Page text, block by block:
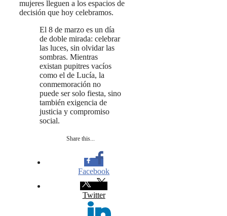
mujeres lleguen a los espacios de
decisión que hoy celebramos.
El 8 de marzo es un día
de doble mirada: celebrar
las luces, sin olvidar las
sombras. Mientras
existan pupitres vacíos
como el de Lucía, la
conmemoración no
puede ser solo fiesta, sino
también exigencia de
justicia y compromiso
social.
Share this...
Facebook
Twitter